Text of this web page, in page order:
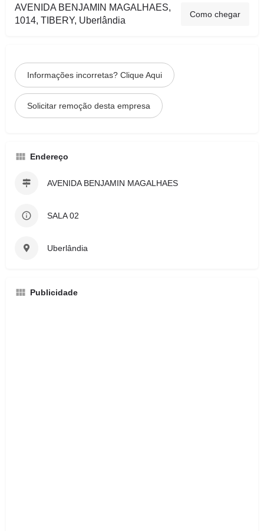
AVENIDA BENJAMIN MAGALHAES,
1014, TIBERY, Uberlândia
Como chegar
Informações incorretas? Clique Aqui
Solicitar remoção desta empresa
Endereço
AVENIDA BENJAMIN MAGALHAES
SALA 02
Uberlândia
Publicidade